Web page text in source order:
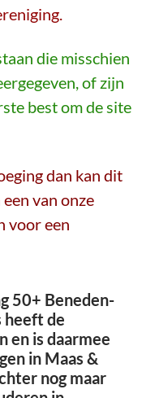
die misschien
of zijn
best om de site
dan kan dit
van onze
voor een
50+ Beneden-
heeft de
en is daarmee
in Maas &
nog maar